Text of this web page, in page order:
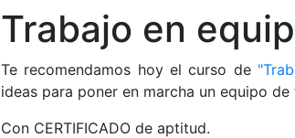
Trabajo en
Te recomendamos hoy el curso de
ideas para poner en marcha un equipo
Con CERTIFICADO de aptitud.